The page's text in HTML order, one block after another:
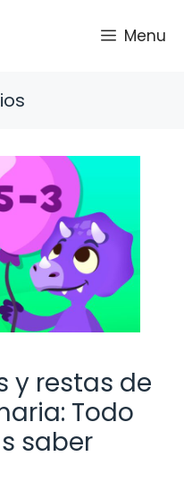
Menu
y restas de
Todo
saber